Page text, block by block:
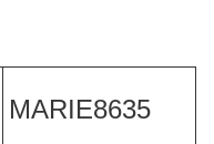
MARIE8635